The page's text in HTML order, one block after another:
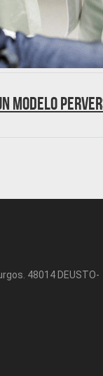
modelo
48014 DEUSTO-